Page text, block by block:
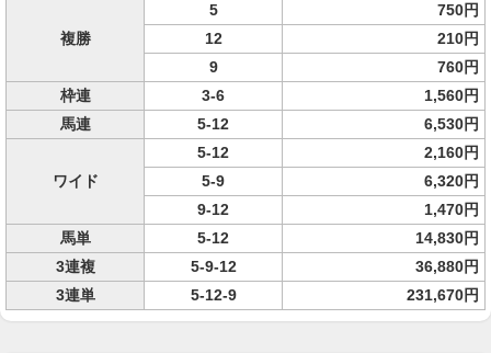
複勝
5
750円
12
210円
9
760円
枠連
3-6
1,560円
馬連
5-12 6,530円
ワイド
5-12
2,160円
5-9
6,320円
9-12
1,470円
馬単
5-12
14,830円
3連複
5-9-12
36,880円
3連単
5-12-9 231,670円